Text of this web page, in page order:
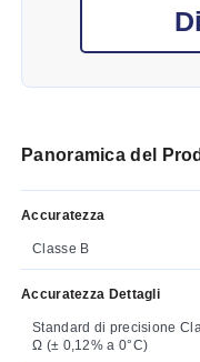
Panoramica del
Accuratezza
Classe B
Accuratezza Dettagli
Standard di precisione
Ω (± 0,12% a 0°C)